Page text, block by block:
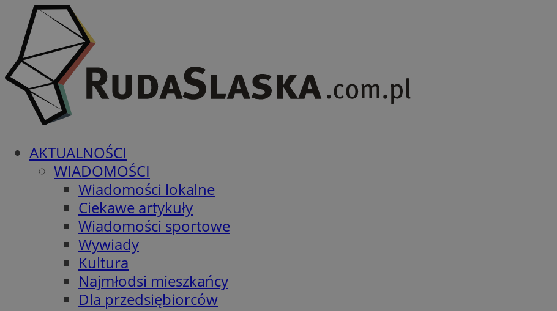
AKTUALNOŚCI
WIADOMOŚCI
Wiadomości lokalne
Ciekawe artykuły
Wiadomości sportowe
Wywiady
Kultura
Najmłodsi mieszkańcy
Dla przedsiębiorców